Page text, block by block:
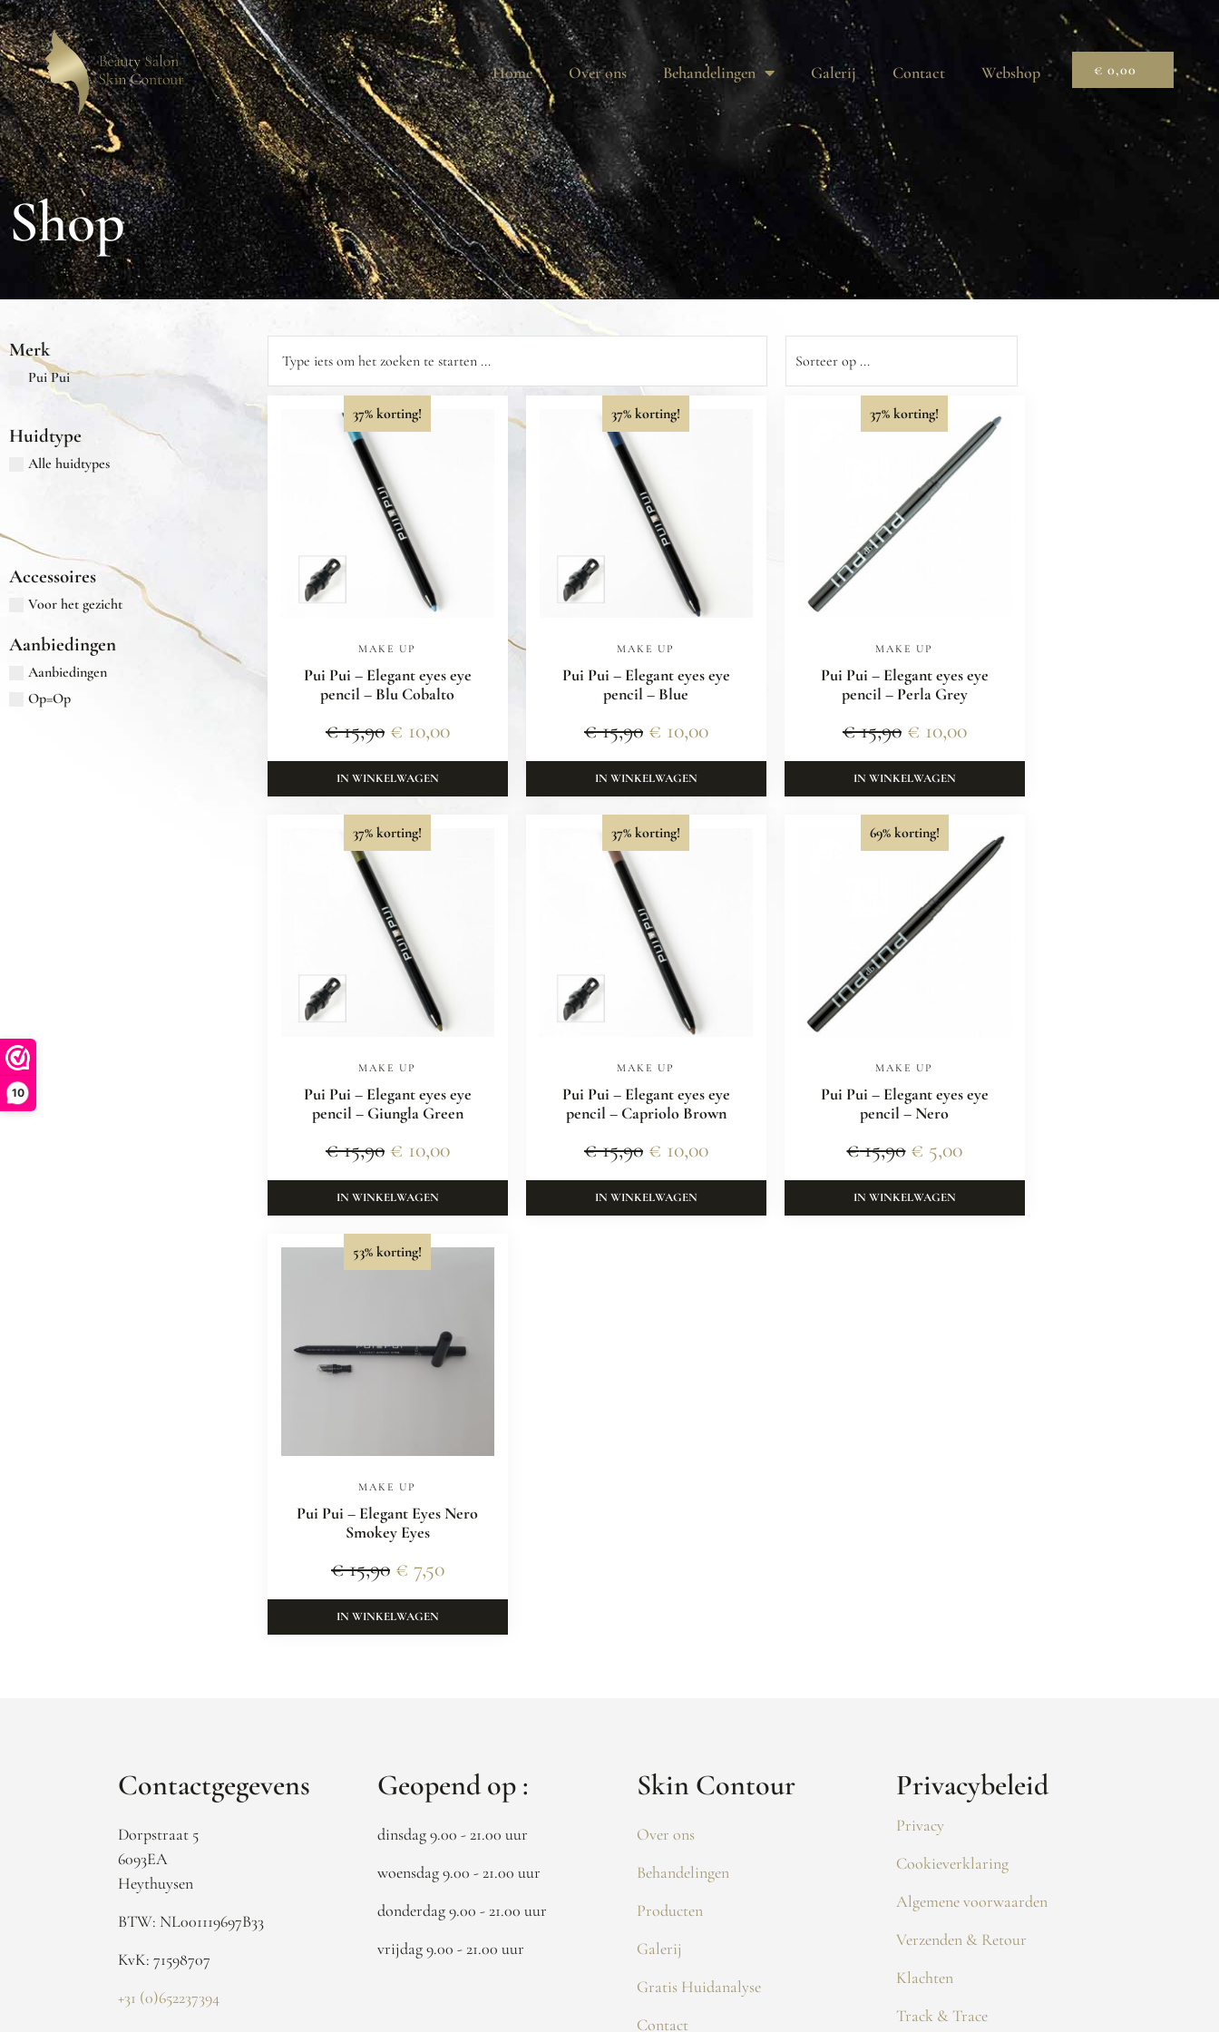
10
Home Over ons Behandelingen Galerij Contact Webshop € 0,00
Shop
Merk
Pui Pui
Huidtype
Alle huidtypes
Accessoires
Voor het gezicht
Aanbiedingen
Aanbiedingen
Op=Op
37% korting!
MAKE UP
Pui Pui – Elegant eyes eye
pencil – Blu Cobalto
€15,90 € 10,00
IN WINKELWAGEN
37% korting!
MAKE UP
Pui Pui – Elegant eyes eye
pencil – Blue
€15,90 € 10,00
IN WINKELWAGEN
37% korting!
MAKE UP
Pui Pui – Elegant eyes eye
pencil – Perla Grey
€15,90 € 10,00
IN WINKELWAGEN
37% korting!
MAKE UP
Pui Pui – Elegant eyes eye
pencil – Giungla Green
€15,90 € 10,00
IN WINKELWAGEN
37% korting!
MAKE UP
Pui Pui – Elegant eyes eye
pencil – Capriolo Brown
€15,90 € 10,00
IN WINKELWAGEN
69% korting!
MAKE UP
Pui Pui – Elegant eyes eye
pencil – Nero
€15,90 € 5,00
IN WINKELWAGEN
53% korting!
MAKE UP
Pui Pui – Elegant Eyes Nero
Smokey Eyes
€15,90 € 7,50
IN WINKELWAGEN
Contactgegevens
Dorpstraat 5
6093EA
Heythuysen
BTW: NL001119697B33
KvK: 71598707
+31 (0)652237394
Geopend op :
dinsdag 9.00 - 21.00 uur
woensdag 9.00 - 21.00 uur
donderdag 9.00 - 21.00 uur
vrijdag 9.00 - 21.00 uur
Skin Contour
Over ons
Behandelingen
Producten
Galerij
Gratis Huidanalyse
Contact
Privacybeleid
Privacy
Cookieverklaring
Algemene voorwaarden
Verzenden & Retour
Klachten
Track & Trace